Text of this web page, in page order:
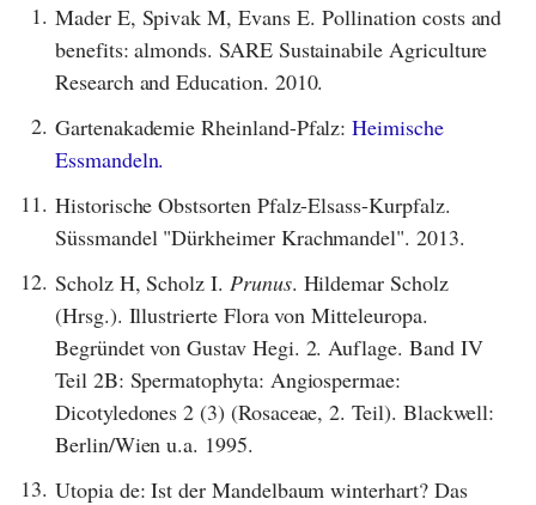
1. Mader E, Spivak M, Evans E. Pollination costs and
benefits: almonds. SARE Sustainabile Agriculture
Research and Education. 2010.
2. Gartenakademie Rheinland-Pfalz:Heimische
Essmandeln.
11. Historische Obstsorten Pfalz-Elsass-Kurpfalz.
Süssmandel "Dürkheimer Krachmandel". 2013.
12. Scholz H, Scholz I. Prunus. Hildemar Scholz
(Hrsg.). Illustrierte Flora von Mitteleuropa.
Begründet von Gustav Hegi. 2. Auflage. Band IV
Teil 2B: Spermatophyta: Angiospermae:
Dicotyledones 2 (3) (Rosaceae, 2. Teil). Blackwell:
Berlin/Wien u.a. 1995.
13. Utopia de: Ist der Mandelbaum winterhart? Das